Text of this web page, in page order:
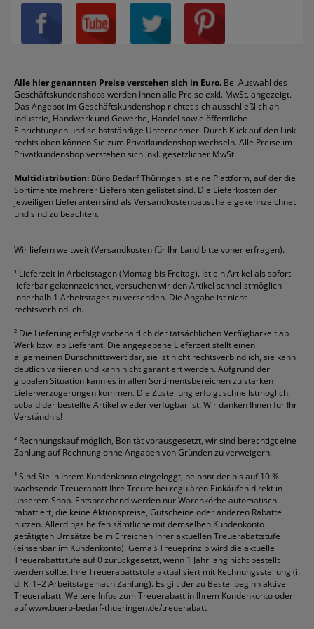
Datenschutz
Privatsphäre-Einstellungen
Über uns
Reklamation / Retouren
Vertrag widerrufen (Privatkunden)
Rabatte & Aktionen
Bleistifte
Blöcke
Boardmarker
Briefumschläge
Druckerpatronen
Etiketten
Fineliner
Folienschreiber
Formulare
Gelschreiber
Geschäftsbücher
Heftstreifen
Kaffee
Klebeband
Klemmmappen
Kopierpapier
Korrekturmittel
Kugelschreiber
Mappen
Ordner
Packband
Permanentmarker
Radiergummis
Schnellhefter
Sichthüllen
Taschenrechner
Textmarker
Tintenroller
Tintenpatronen
Toilettenpapier
Toner
Versandmaterial
Versandtaschen
Avery/Zweckform
Canon
Durable
DYMO
Edding
Esselte
Faber-Castell
Fellowes
Franken
Fripa
HP
Leitz
Läufer
Melitta
Pentel
Pelikan
Pilot
Pritt
Schneider
Stabilo
Staedtler
alle Marken anzeigen
Alle hier genannten Preise verstehen sich in Euro. Bei Auswahl des
Geschäftskundenshops werden Ihnen alle Preise exkl. MwSt. angezeigt.
Das Angebot im Geschäftskundenshop richtet sich ausschließlich an
Industrie, Handwerk und Gewerbe, Handel sowie öffentliche
Einrichtungen und selbstständige Unternehmer. Durch Klick auf den Link
rechts oben können Sie zum Privatkundenshop wechseln. Alle Preise im
Privatkundenshop verstehen sich inkl. gesetzlicher MwSt.
Multidistribution: Büro Bedarf Thüringen ist eine Plattform, auf der die
Sortimente mehrerer Lieferanten gelistet sind. Die Lieferkosten der
jeweiligen Lieferanten sind als Versandkostenpauschale gekennzeichnet
und sind zu beachten.
Wir liefern weltweit (Versandkosten für Ihr Land bitte voher erfragen).
¹ Lieferzeit in Arbeitstagen (Montag bis Freitag). Ist ein Artikel als sofort
lieferbar gekennzeichnet, versuchen wir den Artikel schnellstmöglich
innerhalb 1 Arbeitstages zu versenden. Die Angabe ist nicht
rechtsverbindlich.
² Die Lieferung erfolgt vorbehaltlich der tatsächlichen Verfügbarkeit ab
Werk bzw. ab Lieferant. Die angegebene Lieferzeit stellt einen
allgemeinen Durschnittswert dar, sie ist nicht rechtsverbindlich, sie kann
deutlich variieren und kann nicht garantiert werden. Aufgrund der
globalen Situation kann es in allen Sortimentsbereichen zu starken
Lieferverzögerungen kommen. Die Zustellung erfolgt schnellstmöglich,
sobald der bestellte Artikel wieder verfügbar ist. Wir danken Ihnen für Ihr
Verständnis!
³ Rechnungskauf möglich, Bonität vorausgesetzt, wir sind berechtigt eine
Zahlung auf Rechnung ohne Angaben von Gründen zu verweigern.
⁴Sind Sie in Ihrem Kundenkonto eingeloggt, belohnt der bis auf 10 %
wachsende Treuerabatt Ihre Treure bei regulären Einkäufen direkt in
unserem Shop. Entsprechend werden nur Warenkörbe automatisch
rabattiert, die keine Aktionspreise, Gutscheine oder anderen Rabatte
nutzen. Allerdings helfen sämtliche mit demselben Kundenkonto
getätigten Umsätze beim Erreichen Ihrer aktuellen Treuerabattstufe
(einsehbar im Kundenkonto). Gemäß Treueprinzip wird die aktuelle
Treuerabattstufe auf 0 zurückgesetzt, wenn 1 Jahr lang nicht bestellt
werden sollte. Ihre Treuerabattstufe aktualisiert mit Rechnungsstellung (i.
d. R. 1–2 Arbeitstage nach Zahlung). Es gilt der zu Bestellbeginn aktive
Treuerabatt. Weitere Infos zum Treuerabatt in Ihrem Kundenkonto oder
aufwww.buero-bedarf-thueringen.de/treuerabatt